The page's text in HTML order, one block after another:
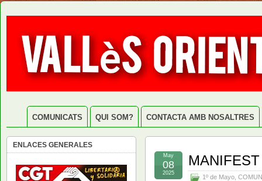
COMUNICATS QUI SOM? CONTACTA AMB NOSALTRES
1º de Mayo
May
08
2025
ENLACES GENERALES